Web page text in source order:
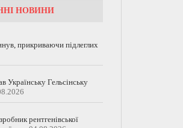
НОВИНИ
прикриваючи підлеглих
Українську Гельсінську
рентгенівської